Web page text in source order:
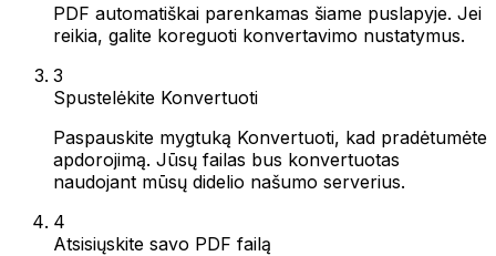
PDF automatiškai parenkamas šiame puslapyje. Jei
reikia, galite koreguoti konvertavimo nustatymus.
3
Spustelėkite Konvertuoti
Paspauskite mygtuką Konvertuoti, kad pradėtumėte
apdorojimą. Jūsų failas bus konvertuotas
naudojant mūsų didelio našumo serverius.
4
Atsisiųskite savo PDF failą